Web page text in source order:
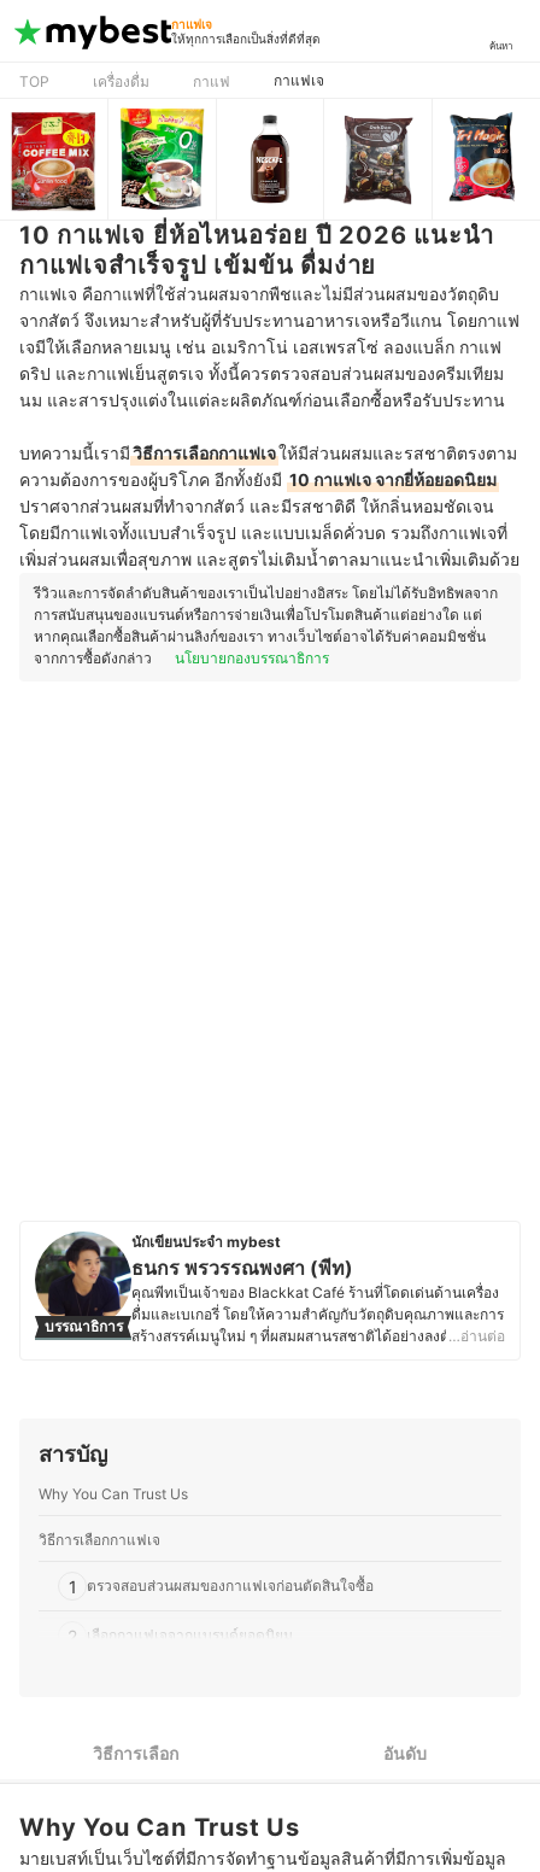
กาแฟเจ
ให้ทุกการเลือกเป็นสิ่งที่ดีที่สุด
ค้นหา
TOP เครื่องดื่ม กาแฟ กาแฟเจ
10 กาแฟเจ ยี่ห้อไหนอร่อย ปี 2026 แนะนำ
กาแฟเจสำเร็จรูป เข้มข้น ดื่มง่าย
กาแฟเจ คือกาแฟที่ใช้ส่วนผสมจากพืชและไม่มีส่วนผสมของวัตถุดิบ
จากสัตว์ จึงเหมาะสำหรับผู้ที่รับประทานอาหารเจหรือวีแกน โดยกาแฟ
เจมีให้เลือกหลายเมนู เช่น อเมริกาโน่ เอสเพรสโซ่ ลองแบล็ก กาแฟ
ดริป และกาแฟเย็นสูตรเจ ทั้งนี้ควรตรวจสอบส่วนผสมของครีมเทียม
นม และสารปรุงแต่งในแต่ละผลิตภัณฑ์ก่อนเลือกซื้อหรือรับประทาน
บทความนี้เรามีวิธีการเลือกกาแฟเจให้มีส่วนผสมและรสชาติตรงตาม
ความต้องการของผู้บริโภค อีกทั้งยังมี 10 กาแฟเจ จากยี่ห้อยอดนิยม
ปราศจากส่วนผสมที่ทำจากสัตว์ และมีรสชาติดี ให้กลิ่นหอมชัดเจน
โดยมีกาแฟเจทั้งแบบสำเร็จรูป และแบบเมล็ดคั่วบด รวมถึงกาแฟเจที่
เพิ่มส่วนผสมเพื่อสุขภาพ และสูตรไม่เติมน้ำตาลมาแนะนำเพิ่มเติมด้วย
รีวิวและการจัดลำดับสินค้าของเราเป็นไปอย่างอิสระ โดยไม่ได้รับอิทธิพลจาก
การสนับสนุนของแบรนด์หรือการจ่ายเงินเพื่อโปรโมตสินค้าแต่อย่างใด แต่
หากคุณเลือกซื้อสินค้าผ่านลิงก์ของเรา ทางเว็บไซต์อาจได้รับค่าคอมมิชชั่น
จากการซื้อดังกล่าว
นโยบายกองบรรณาธิการ
บรรณาธิการ
นักเขียนประจำ mybest
ธนกร พรวรรณพงศา (พีท)
คุณพีทเป็นเจ้าของ Blackkat Café ร้านที่โดดเด่นด้านเครื่อง
ดื่มและเบเกอรี่ โดยให้ความสำคัญกับวัตถุดิบคุณภาพและการ
สร้างสรรค์เมนูใหม่ ๆ ที่ผสมผสานรสชาติได้อย่างลงตัว ด้วย
รอบเบเกอรี่สดใหม่ ไปจนถึงการจับคู่เครื่องดื่มกับขนมให้อร่อย
ทดลองวัตถุดิบใหม่ ๆ และแบ่งปันความรู้ผ่านบทความด้าน
สามารถนำไปต่อยอดได้อีกด้วย
ประวัติของ ธนกร พรวรรณพงศา (พีท)
…อ่านต่อ
สารบัญ
Why You Can Trust Us
วิธีการเลือกกาแฟเจ
1 ตรวจสอบส่วนผสมของกาแฟเจก่อนตัดสินใจซื้อ
2 เลือกกาแฟเจจากแบรนด์ยอดนิยม
10 กาแฟเจ ยี่ห้อไหนอร่อย แนะนำกาแฟเจสำเร็จรูป เข้มข้น ดื่มง่าย
บทความที่เกี่ยวข้องกับกาแฟเจ
วิธีการเลือก อันดับ
Why You Can Trust Us
มายเบสท์เป็นเว็บไซต์ที่มีการจัดทำฐานข้อมูลสินค้าที่มีการเพิ่มข้อมูล